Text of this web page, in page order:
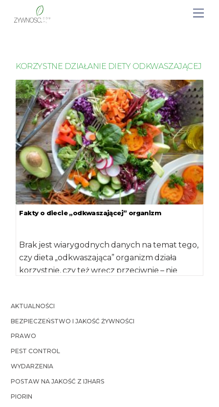
KORZYSTNE DZIAŁANIE DIETY ODKWASZAJĄCEJ
Fakty o diecie „odkwaszającej” organizm
Brak jest wiarygodnych danych na temat tego,
czy dieta „odkwaszająca” organizm działa
korzystnie, czy też wręcz przeciwnie – nie
AKTUALNOŚCI
BEZPIECZEŃSTWO I JAKOŚĆ ŻYWNOŚCI
PRAWO
PEST CONTROL
WYDARZENIA
POSTAW NA JAKOŚĆ Z IJHARS
PIORIN